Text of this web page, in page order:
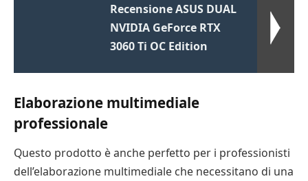
Recensione ASUS DUAL
NVIDIA GeForce RTX
3060 Ti OC Edition
Elaborazione multimediale
professionale
Questo prodotto è anche perfetto per i professionisti
dell’elaborazione multimediale che necessitano di una